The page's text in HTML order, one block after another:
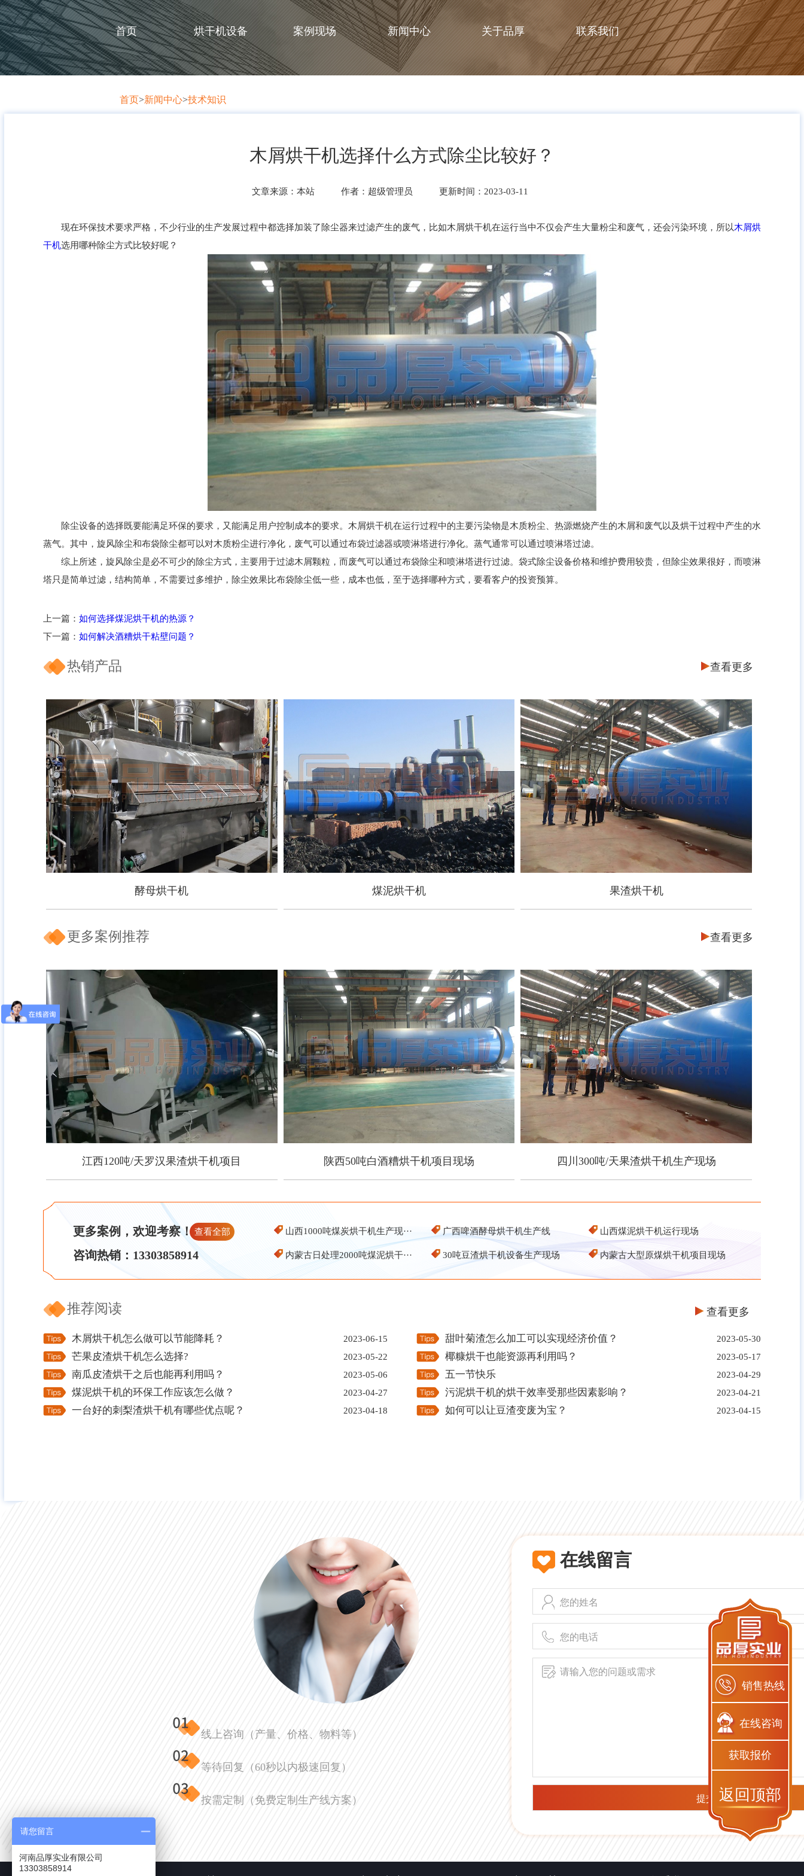
首页 烘干机设备 案例现场 新闻中心 关于品厚 联系我们
首页>新闻中心>技术知识
木屑烘干机选择什么方式除尘比较好？
文章来源：本站 作者：超级管理员 更新时间：2023-03-11
现在环保技术要求严格，不少行业的生产发展过程中都选择加装了除尘器来过滤产生的废气，比如木屑烘干机在运行当中不仅会产生大量粉尘和废气，还会污染环境，所以木屑烘
干机选用哪种除尘方式比较好呢？
除尘设备的选择既要能满足环保的要求，又能满足用户控制成本的要求。木屑烘干机在运行过程中的主要污染物是木质粉尘、热源燃烧产生的木屑和废气以及烘干过程中产生的水
蒸气。其中，旋风除尘和布袋除尘都可以对木质粉尘进行净化，废气可以通过布袋过滤器或喷淋塔进行净化。蒸气通常可以通过喷淋塔过滤。
综上所述，旋风除尘是必不可少的除尘方式，主要用于过滤木屑颗粒，而废气可以通过布袋除尘和喷淋塔进行过滤。袋式除尘设备价格和维护费用较贵，但除尘效果很好，而喷淋
塔只是简单过滤，结构简单，不需要过多维护，除尘效果比布袋除尘低一些，成本也低，至于选择哪种方式，要看客户的投资预算。
上一篇： 如何选择煤泥烘干机的热源？
下一篇： 如何解决酒糟烘干粘壁问题？
热销产品 查看更多
酵母烘干机
酵母烘干机 煤泥烘干机 果渣烘干机
更多案例推荐 查看更多
江西120吨/天罗汉果渣烘干机项目
江西120吨/天罗汉果渣烘干机项目 陕西50吨白酒糟烘干机项目现场 四川300吨/天果渣烘干机生产现场
更多案例，欢迎考察！ 查看全部
咨询热销：13303858914
山西1000吨煤炭烘干机生产现··· 广西啤酒酵母烘干机生产线 山西煤泥烘干机运行现场
内蒙古日处理2000吨煤泥烘干··· 30吨豆渣烘干机设备生产现场 内蒙古大型原煤烘干机项目现场
推荐阅读
木屑烘干机怎么做可以节能降耗？ 2023-06-15 甜叶菊渣怎么加工可以实现经济价值？ 2023-05-30
芒果皮渣烘干机怎么选择? 2023-05-22 椰糠烘干也能资源再利用吗？ 2023-05-17
南瓜皮渣烘干之后也能再利用吗？ 2023-05-06 五一节快乐 2023-04-29
煤泥烘干机的环保工作应该怎么做？ 2023-04-27 污泥烘干机的烘干效率受那些因素影响？ 2023-04-21
一台好的刺梨渣烘干机有哪些优点呢？ 2023-04-18 如何可以让豆渣变废为宝？ 2023-04-15
查看更多
线上咨询（产量、价格、物料等）
等待回复（60秒以内极速回复）
按需定制（免费定制生产线方案）
在线留言
销售热线
在线咨询
获取报价
返回顶部
请您留言
河南品厚实业有限公司
13303858914